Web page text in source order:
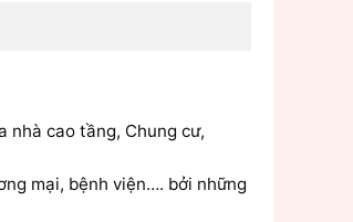
nhà cao tầng, Chung cư,
mại, bệnh viện…. bởi những